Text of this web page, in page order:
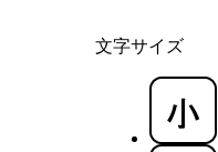
文字サイズ